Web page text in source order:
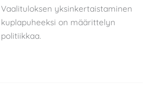
Vaalituloksen yksinkertaistaminen
kuplapuheeksi on määrittelyn
politiikkaa.